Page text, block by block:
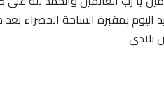
اليوم بمقبرة الساحة الخضراء
بلادي